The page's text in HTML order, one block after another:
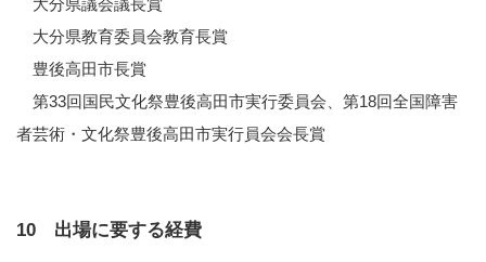
大分県議会議長賞
大分県教育委員会教育長賞
豊後高田市長賞
第33回国民文化祭豊後高田市実行委員会、第18回全国障害
者芸術・文化祭豊後高田市実行員会会長賞
10 出場に要する経費